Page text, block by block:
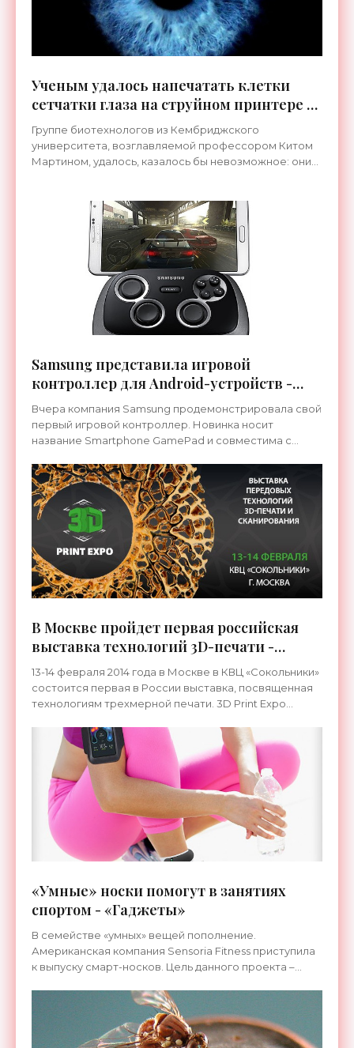
Ученым удалось напечатать клетки
сетчатки глаза на струйном принтере -
«Технологии»
Группе биотехнологов из Кембриджского
университета, возглавляемой профессором Китом
Мартином, удалось, казалось бы невозможное: они
Samsung представила игровой
контроллер для Android-устройств -
«Гаджеты»
Вчера компания Samsung продемонстрировала свой
первый игровой контроллер. Новинка носит
название Smartphone GamePad и совместима с
Контроллер...
В Москве пройдет первая российская
выставка технологий 3D-печати -
«Технологии»
13-14 февраля 2014 года в Москве в КВЦ «Сокольники»
состоится первая в России выставка, посвященная
технологиям трехмерной печати. 3D Print Expo
печати,
«Умные» носки помогут в занятиях
спортом - «Гаджеты»
В семействе «умных» вещей пополнение.
Американская компания Sensoria Fitness приступила
к выпуску смарт-носков. Цель данного проекта –
возможных травм на